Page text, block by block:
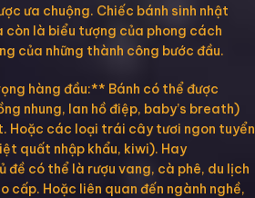
ưa chuộng. Chiếc bánh sinh nhật
còn là biểu tượng của phong cách
của những thành công bước đầu.
hàng đầu:** Bánh có thể được
nhung, lan hồ điệp, baby’s breath)
Hoặc các loại trái cây tươi ngon tuyển
quất nhập khẩu, kiwi). Hay
đề có thể là rượu vang, cà phê, du lịch
cấp. Hoặc liên quan đến ngành nghề,